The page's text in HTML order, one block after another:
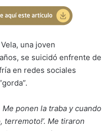
una joven
se suicidó enfrente de
en redes sociales
ponen la traba y cuando
terremoto!’. Me tiraron